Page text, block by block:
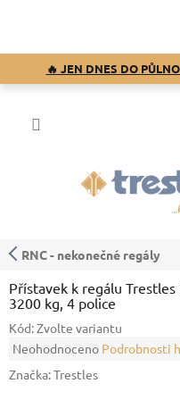
🔥 JEN DNES DO
RNC - nekonečné regály
Přístavek k regálu
3200 kg, 4 police
Kód:Zvolte variantu
Průměrné
produktu
Neohodnoceno Podrobnosti
Značka:Trestles